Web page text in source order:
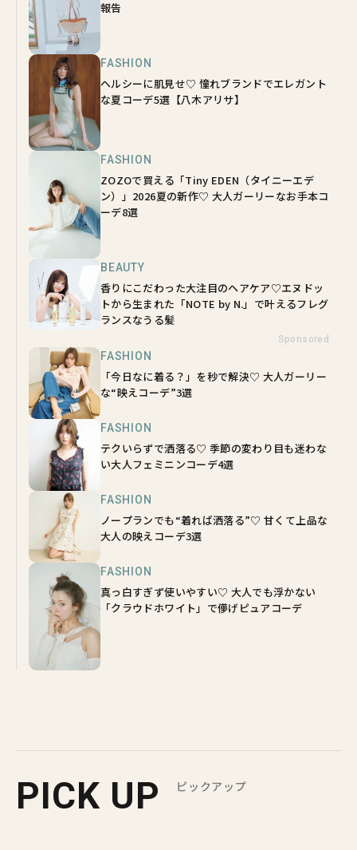
報告
FASHION
ヘルシーに肌見せ♡ 憧れブランドでエレガント
な夏コーデ5選【八木アリサ】
FASHION
ZOZOで買える「Tiny EDEN（タイニーエデ
ン）」2026夏の新作♡ 大人ガーリーなお手本コ
ーデ8選
BEAUTY
香りにこだわった大注目のヘアケア♡エヌドッ
トから生まれた「NOTE by N.」で叶えるフレグ
ランスなうる髪
Sponsored
FASHION
「今日なに着る？」を秒で解決♡ 大人ガーリー
な“映えコーデ”3選
FASHION
テクいらずで洒落る♡ 季節の変わり目も迷わな
い大人フェミニンコーデ4選
FASHION
ノープランでも“着れば洒落る”♡ 甘くて上品な
大人の映えコーデ3選
FASHION
真っ白すぎず使いやすい♡ 大人でも浮かない
「クラウドホワイト」で儚げピュアコーデ
PICK UP ピックアップ